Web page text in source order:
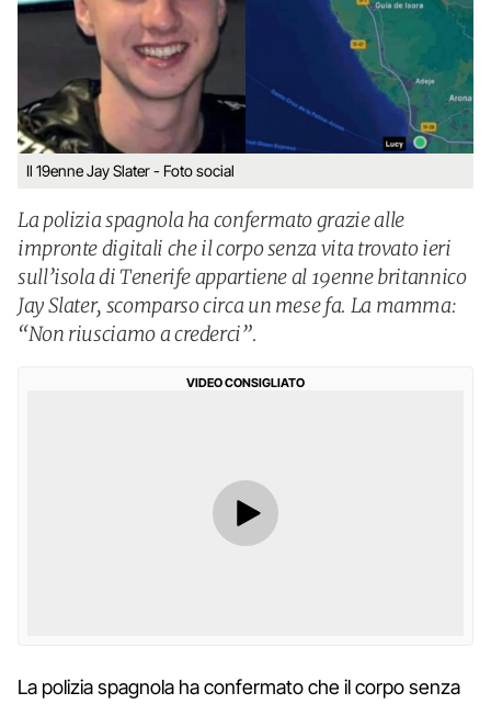
Il 19enne Jay Slater - Foto social
La polizia spagnola ha confermato grazie alle
impronte digitali che il corpo senza vita trovato ieri
sull’isola di Tenerife appartiene al 19enne britannico
Jay Slater, scomparso circa un mese fa. La mamma:
“Non riusciamo a crederci”.
VIDEO CONSIGLIATO
La polizia spagnola ha confermato che il corpo senza